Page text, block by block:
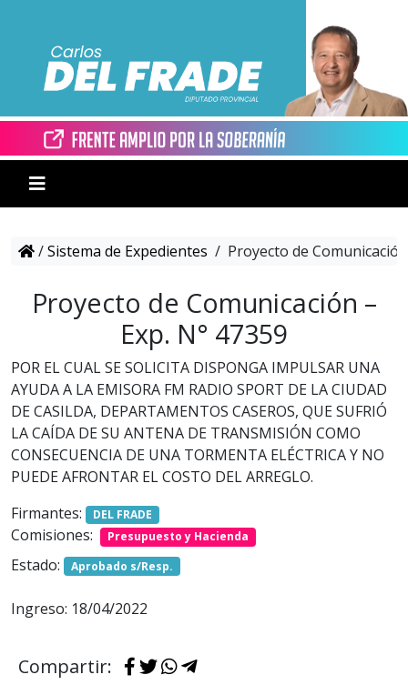
/Sistema de Expedientes / Proyecto de
Proyecto de Comunicación –
Exp. N° 47359
POR EL CUAL SE SOLICITA DISPONGA IMPULSAR UNA
AYUDA A LA EMISORA FM RADIO SPORT DE LA CIUDAD
DE CASILDA, DEPARTAMENTOS CASEROS, QUE SUFRIÓ
LA CAÍDA DE SU ANTENA DE TRANSMISIÓN COMO
CONSECUENCIA DE UNA TORMENTA ELÉCTRICA Y NO
PUEDE AFRONTAR EL COSTO DEL ARREGLO.
Firmantes:
DEL FRADE
Comisiones: Presupuesto y Hacienda
Estado: Aprobado s/Resp.
Ingreso: 18/04/2022
Compartir: